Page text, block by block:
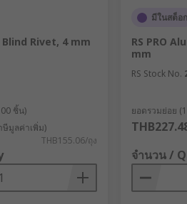
shaft of a rivet is smooth and
will also connect fully when
Blind Rivet, 4 mm
ชิ้น)
ษีมูลค่าเพิ่ม)
THB155.06/ถุง
มีในสต็อก
RS PRO
mm
RS Stock No.
ยอดรวมย่อย
จำนวน /